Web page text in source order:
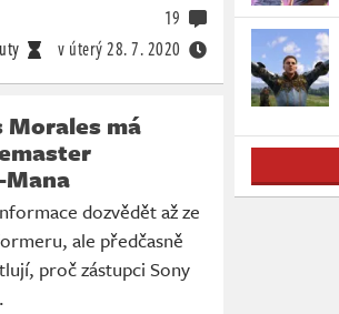
v úterý28. 7. 2020
19
má
dozvědět až ze
ale předčasně
proč zástupci Sony